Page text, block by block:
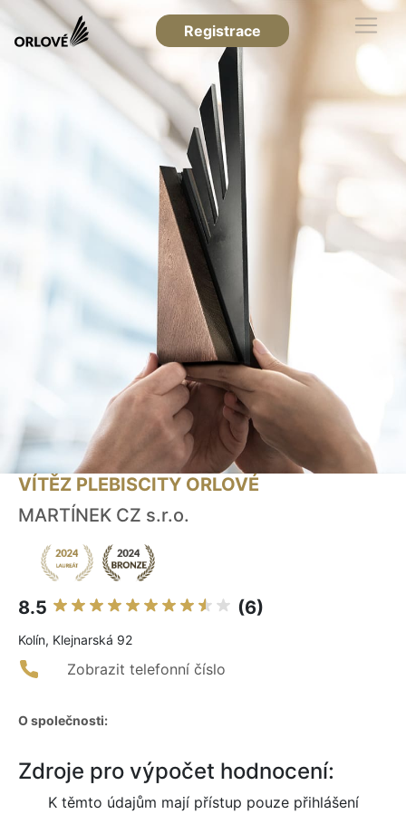
Registrace
VÍTĚZ PLEBISCITY ORLOVÉ
MARTÍNEK CZ s.r.o.
8.5 (6)
Kolín, Klejnarská 92
Zobrazit telefonní číslo
O společnosti:
Zdroje pro výpočet hodnocení:
K těmto údajům mají přístup pouze přihlášení